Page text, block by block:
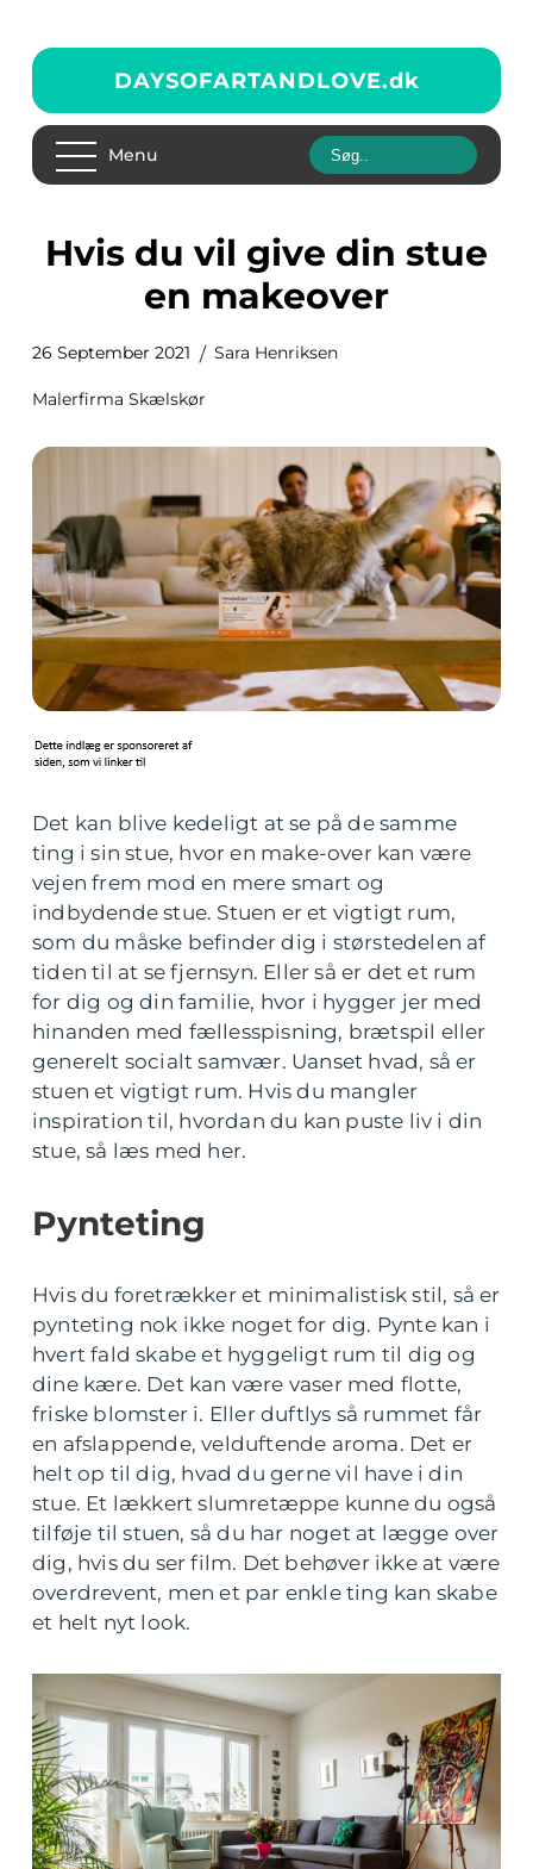
DAYSOFARTANDLOVE.dk
Menu
Hvis du vil give din stue
en makeover
26 September 2021 Sara Henriksen
Malerfirma Skælskør
Det kan blive kedeligt at se på de samme
ting i sin stue, hvor en make-over kan være
vejen frem mod en mere smart og
indbydende stue. Stuen er et vigtigt rum,
som du måske befinder dig i størstedelen af
tiden til at se fjernsyn. Eller så er det et rum
for dig og din familie, hvor i hygger jer med
hinanden med fællesspisning, brætspil eller
generelt socialt samvær. Uanset hvad, så er
stuen et vigtigt rum. Hvis du mangler
inspiration til, hvordan du kan puste liv i din
stue, så læs med her.
Pynteting
Hvis du foretrækker et minimalistisk stil, så er
pynteting nok ikke noget for dig. Pynte kan i
hvert fald skabe et hyggeligt rum til dig og
dine kære. Det kan være vaser med flotte,
friske blomster i. Eller duftlys så rummet får
en afslappende, velduftende aroma. Det er
helt op til dig, hvad du gerne vil have i din
stue. Et lækkert slumretæppe kunne du også
tilføje til stuen, så du har noget at lægge over
dig, hvis du ser film. Det behøver ikke at være
overdrevent, men et par enkle ting kan skabe
et helt nyt look.